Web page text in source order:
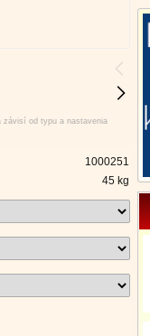
závisí od typu a nastavenia
1000251
45 kg